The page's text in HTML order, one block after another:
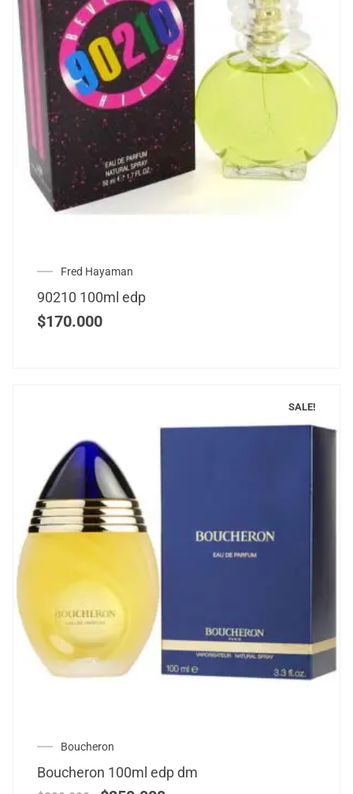
Fred Hayaman
90210 100ml edp
$170.000
SALE!
Boucheron
Boucheron 100ml edp dm